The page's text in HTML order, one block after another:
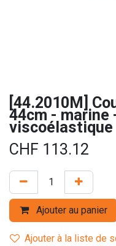
[44.2010M]
44cm - marine
viscoélastique
CHF 113.12
Ajouter au panier
Ajouter à la liste de